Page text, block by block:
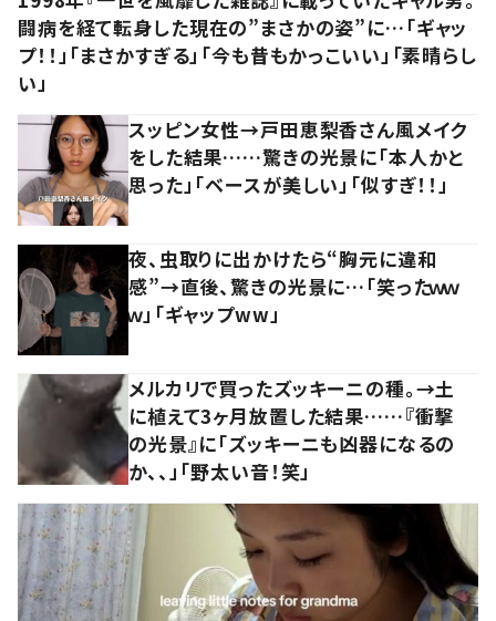
闘病を経て転身した現在の”まさかの姿”に…「ギャッ
プ！！」「まさかすぎる」「今も昔もかっこいい」「素晴らし
い」
スッピン女性→戸田恵梨香さん風メイク
をした結果……驚きの光景に「本人かと
思った」「ベースが美しい」「似すぎ！！」
夜、虫取りに出かけたら“胸元に違和
感”→直後、驚きの光景に…「笑ったｗｗ
ｗ」「ギャップww」
メルカリで買ったズッキーニの種。→土
に植えて3ヶ月放置した結果……『衝撃
の光景』に「ズッキーニも凶器になるの
か、、」「野太い音！笑」